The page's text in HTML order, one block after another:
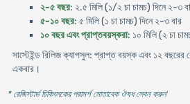
২-৫ বছর: ২.৫ মিলি (১/২ চা চামচ) দিনে ২-৩
৫-১০ বছর: ৫ মিলি (১ চা চামচ) দিনে ২-৩ বার
১০ বছর এবং প্রাপ্তবয়স্করা: ১০ মিলি (২ চা
সাস্টেইন্ড রিলিজ ক্যাপসুল: প্রাপ্ত বয়স্ক এবং ১২ বছরের
একবার।
* রেজিস্টার্ড চিকিৎসকের পরামর্শ মোতাবেক ঔষধ সেবন করুন'